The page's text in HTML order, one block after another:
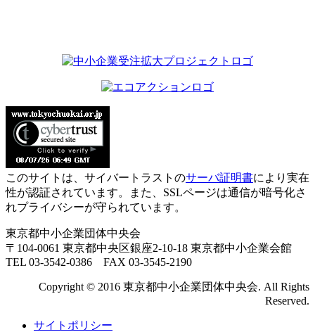
このサイトは、サイバートラストのサーバ証明書により実在
性が認証されています。また、SSLページは通信が暗号化さ
れプライバシーが守られています。
東京都中小企業団体中央会
〒104-0061 東京都中央区銀座2-10-18 東京都中小企業会館
TEL 03-3542-0386 FAX 03-3545-2190
Copyright © 2016 東京都中小企業団体中央会. All Rights
Reserved.
サイトポリシー